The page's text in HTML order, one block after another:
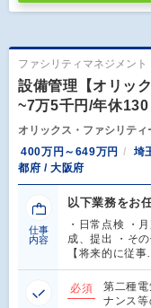
ファシリティマネジメント
設備管理【オリッ
~7万5千円/年休130
オリックス・ファシリティ
400万円～649万円
埼
都府 / 大阪府
仕事
内容
以下業務をお
・日常点検 ・
成、提出 ・そ
【将来的に従事
必須
第二種
ナンス